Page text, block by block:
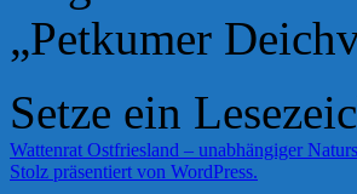
„Petkumer
Setze ein
Wattenrat Ostfriesland – unabhängiger
Stolz präsentiert von WordPress.